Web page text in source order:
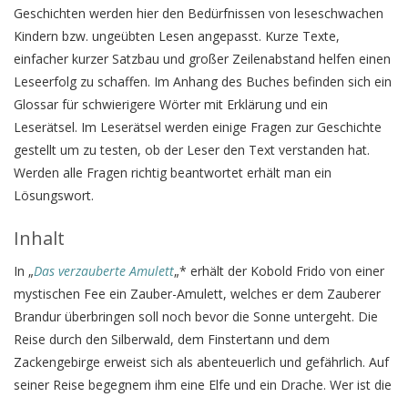
Geschichten werden hier den Bedürfnissen von leseschwachen
Kindern bzw. ungeübten Lesen angepasst. Kurze Texte,
einfacher kurzer Satzbau und großer Zeilenabstand helfen einen
Leseerfolg zu schaffen. Im Anhang des Buches befinden sich ein
Glossar für schwierigere Wörter mit Erklärung und ein
Leserätsel. Im Leserätsel werden einige Fragen zur Geschichte
gestellt um zu testen, ob der Leser den Text verstanden hat.
Werden alle Fragen richtig beantwortet erhält man ein
Lösungswort.
Inhalt
In „Das verzauberte Amulett„* erhält der Kobold Frido von einer
mystischen Fee ein Zauber-Amulett, welches er dem Zauberer
Brandur überbringen soll noch bevor die Sonne untergeht. Die
Reise durch den Silberwald, dem Finstertann und dem
Zackengebirge erweist sich als abenteuerlich und gefährlich. Auf
seiner Reise begegnem ihm eine Elfe und ein Drache. Wer ist die